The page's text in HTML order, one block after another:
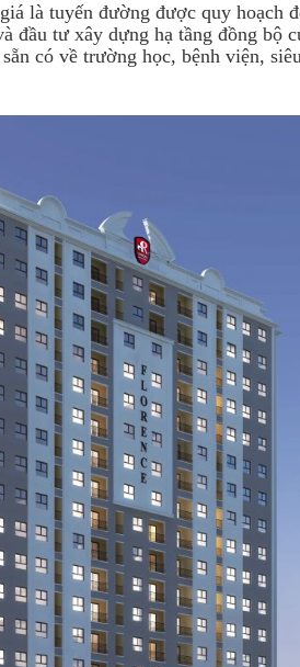
là tuyến đường được quy hoạch
đầu tư xây dựng hạ tầng đồng bộ
có về trường học, bệnh viện,